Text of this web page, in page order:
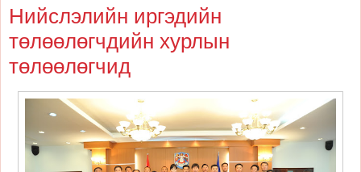
Нийслэлийн иргэдийн
төлөөлөгчдийн хурлын
төлөөлөгчид